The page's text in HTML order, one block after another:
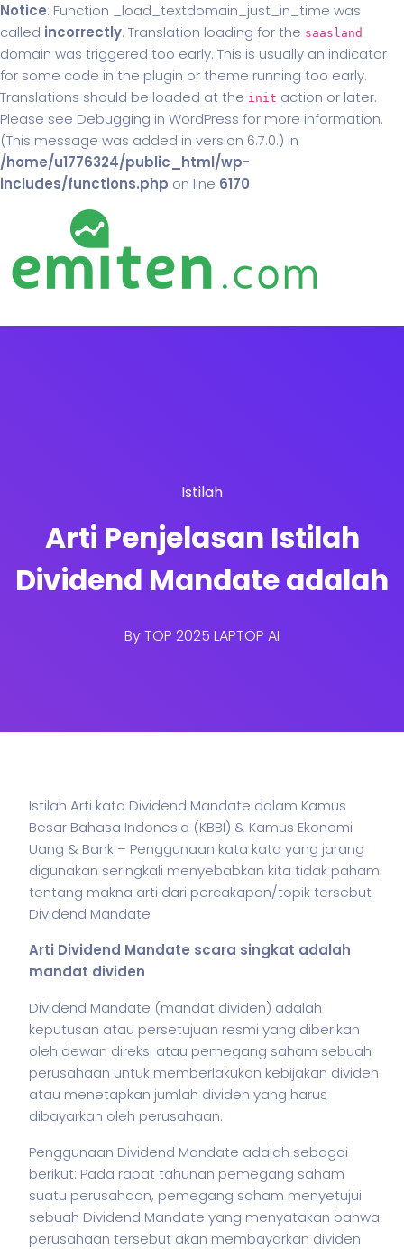
Notice: Function _load_textdomain_just_in_time was
called incorrectly. Translation loading for the saasland
domain was triggered too early. This is usually an indicator
for some code in the plugin or theme running too early.
Translations should be loaded at the init action or later.
Please see Debugging in WordPress for more information.
(This message was added in version 6.7.0.) in
/home/u1776324/public_html/wp-
includes/functions.php on line 6170
Istilah
Arti Penjelasan Istilah
Dividend Mandate adalah
ByTOP 2025 LAPTOP AI
Istilah Arti kata Dividend Mandate dalam Kamus
Besar Bahasa Indonesia (KBBI) & Kamus Ekonomi
Uang & Bank – Penggunaan kata kata yang jarang
digunakan seringkali menyebabkan kita tidak paham
tentang makna arti dari percakapan/topik tersebut
Dividend Mandate
Arti Dividend Mandate scara singkat adalah
mandat dividen
Dividend Mandate (mandat dividen) adalah
keputusan atau persetujuan resmi yang diberikan
oleh dewan direksi atau pemegang saham sebuah
perusahaan untuk memberlakukan kebijakan dividen
atau menetapkan jumlah dividen yang harus
dibayarkan oleh perusahaan.
Penggunaan Dividend Mandate adalah sebagai
berikut: Pada rapat tahunan pemegang saham
suatu perusahaan, pemegang saham menyetujui
sebuah Dividend Mandate yang menyatakan bahwa
perusahaan tersebut akan membayarkan dividen